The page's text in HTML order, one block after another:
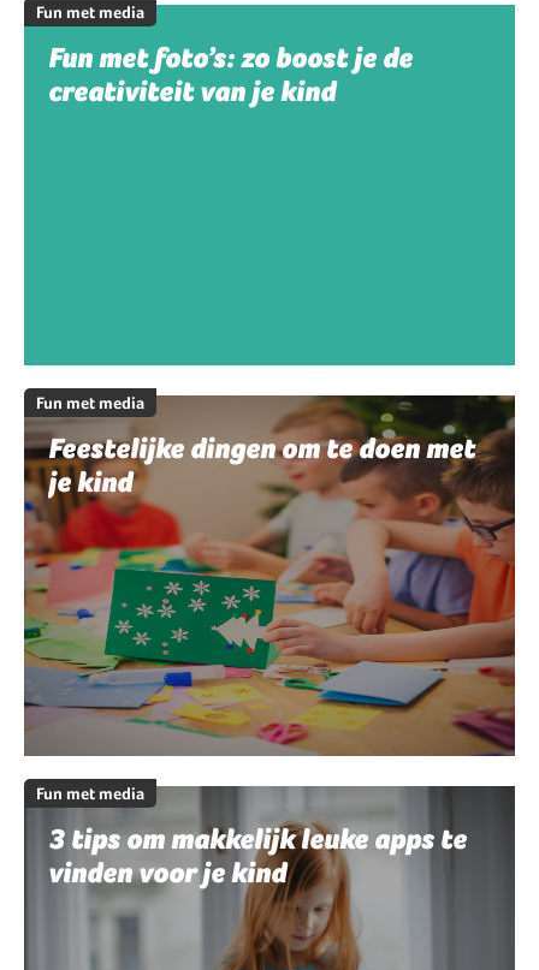
Fun met media
Fun met foto’s: zo boost je de
creativiteit van je kind
Fun met media
Feestelijke dingen om te doen met
je kind
Fun met media
3 tips om makkelijk leuke apps te
vinden voor je kind